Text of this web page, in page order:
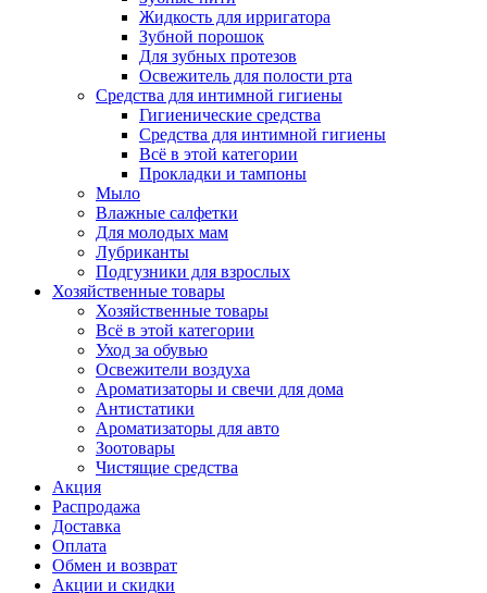
Жидкость для ирригатора
Зубной порошок
Для зубных протезов
Освежитель для полости рта
Средства для интимной гигиены
Гигиенические средства
Средства для интимной гигиены
Всё в этой категории
Прокладки и тампоны
Мыло
Влажные салфетки
Для молодых мам
Лубриканты
Подгузники для взрослых
Хозяйственные товары
Хозяйственные товары
Всё в этой категории
Уход за обувью
Освежители воздуха
Ароматизаторы и свечи для дома
Антистатики
Ароматизаторы для авто
Зоотовары
Чистящие средства
Акция
Распродажа
Доставка
Оплата
Обмен и возврат
Акции и скидки